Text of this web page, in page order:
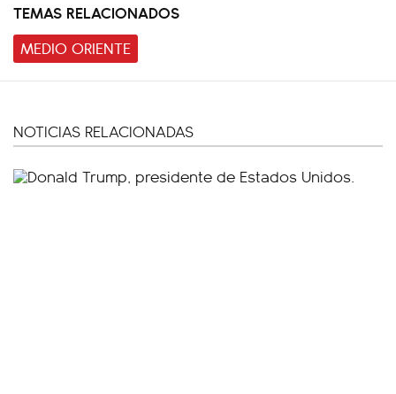
TEMAS RELACIONADOS
MEDIO ORIENTE
NOTICIAS RELACIONADAS